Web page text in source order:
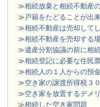
​≫相続放棄と相続不動産
≫戸籍をたどることが出
≫相続不動産は売却して
≫相続不動産を売却する
≫遺産分割協議の前に相
≫相続登記に必要な住民
≫相続人の１人からの預
≫空き家の譲渡所得税３
≫空き家を放置するデメ
≫相続した空き家問題